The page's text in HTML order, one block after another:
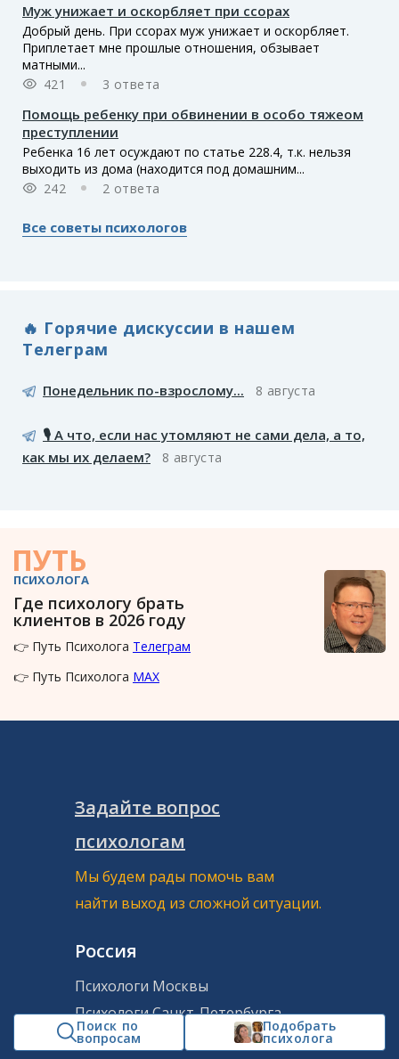
Поиск по
вопросам
Подобрать
психолога
Муж унижает и оскорбляет при ссорах
Добрый день. При ссорах муж унижает и оскорбляет.
Приплетает мне прошлые отношения, обзывает
матными...
421
3 ответа
Помощь ребенку при обвинении в особо тяжеом
преступлении
Ребенка 16 лет осуждают по статье 228.4, т.к. нельзя
выходить из дома (находится под домашним...
242
2 ответа
Все советы психологов
🔥 Горячие дискуссии в нашем
Телеграм
Понедельник по-взрослому... 8 августа
🎙️ А что, если нас утомляют не сами дела, а то,
как мы их делаем?
8 августа
ПУТЬ
ПСИХОЛОГА
Где психологу брать
клиентов в 2026 году
👉 Путь Психолога Телеграм
👉 Путь Психолога MAX
Задайте вопрос
психологам
Мы будем рады помочь вам
найти выход из сложной ситуации.
Россия
Психологи Москвы
Психологи Санкт-Петербурга
Психологи Новосибирска